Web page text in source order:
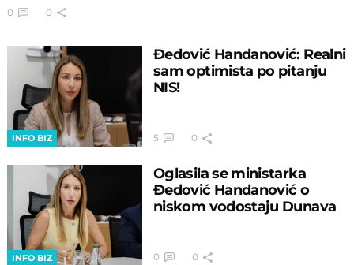
0 0
INFO BIZ
Đedović Handanović: Realni
sam optimista po pitanju
NIS!
5 0
INFO BIZ
Oglasila se ministarka
Đedović Handanović o
niskom vodostaju Dunava
0 0